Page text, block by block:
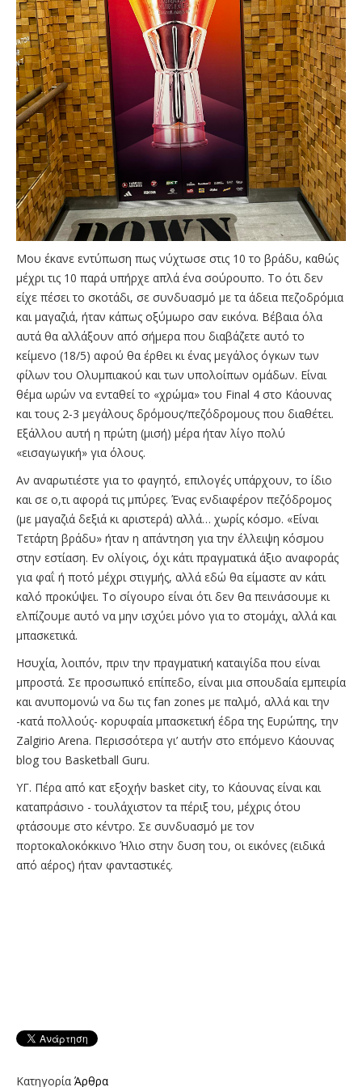
Μου έκανε εντύπωση πως νύχτωσε στις 10 το βράδυ, καθώς
μέχρι τις 10 παρά υπήρχε απλά ένα σούρουπο. Το ότι δεν
είχε πέσει το σκοτάδι, σε συνδυασμό με τα άδεια πεζοδρόμια
και μαγαζιά, ήταν κάπως οξύμωρο σαν εικόνα. Βέβαια όλα
αυτά θα αλλάξουν από σήμερα που διαβάζετε αυτό το
κείμενο (18/5) αφού θα έρθει κι ένας μεγάλος όγκων των
φίλων του Ολυμπιακού και των υπολοίπων ομάδων. Είναι
θέμα ωρών να ενταθεί το «χρώμα» του Final 4 στο Κάουνας
και τους 2-3 μεγάλους δρόμους/πεζόδρομους που διαθέτει.
Εξάλλου αυτή η πρώτη (μισή) μέρα ήταν λίγο πολύ
«εισαγωγική» για όλους.
Αν αναρωτιέστε για το φαγητό, επιλογές υπάρχουν, το ίδιο
και σε ο,τι αφορά τις μπύρες. Ένας ενδιαφέρον πεζόδρομος
(με μαγαζιά δεξιά κι αριστερά) αλλά… χωρίς κόσμο. «Είναι
Τετάρτη βράδυ» ήταν η απάντηση για την έλλειψη κόσμου
στην εστίαση. Εν ολίγοις, όχι κάτι πραγματικά άξιο αναφοράς
για φαΐ ή ποτό μέχρι στιγμής, αλλά εδώ θα είμαστε αν κάτι
καλό προκύψει. Το σίγουρο είναι ότι δεν θα πεινάσουμε κι
ελπίζουμε αυτό να μην ισχύει μόνο για το στομάχι, αλλά και
μπασκετικά.
Ησυχία, λοιπόν, πριν την πραγματική καταιγίδα που είναι
μπροστά. Σε προσωπικό επίπεδο, είναι μια σπουδαία εμπειρία
και ανυπομονώ να δω τις fan zones με παλμό, αλλά και την
-κατά πολλούς- κορυφαία μπασκετική έδρα της Ευρώπης, την
Zalgirio Arena. Περισσότερα γι’ αυτήν στο επόμενο Κάουνας
blog του Basketball Guru.
ΥΓ. Πέρα από κατ εξοχήν basket city, το Κάουνας είναι και
καταπράσινο - τουλάχιστον τα πέριξ του, μέχρις ότου
φτάσουμε στο κέντρο. Σε συνδυασμό με τον
πορτοκαλοκόκκινο Ήλιο στην δυση του, οι εικόνες (ειδικά
από αέρος) ήταν φανταστικές.
Κατηγορία Άρθρα